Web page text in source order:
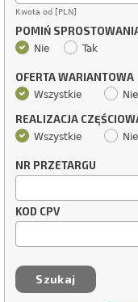
Kwota od [PLN]
POMIŃ
Nie Tak
OFERTA WARIANTOWA
Wszystkie Nie
REALIZACJA
Wszystkie Nie
NR PRZETARGU
KOD CPV